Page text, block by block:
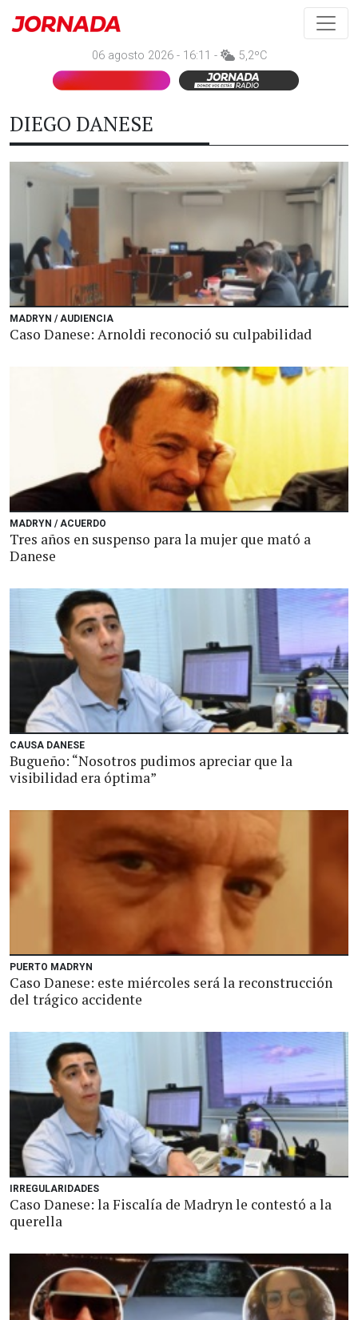
06 agosto 2026 - 16:11 - 5,2ºC
DIEGO DANESE
MADRYN / AUDIENCIA
Caso Danese: Arnoldi reconoció su culpabilidad
MADRYN / ACUERDO
Tres años en suspenso para la mujer que mató a
Danese
CAUSA DANESE
Bugueño: “Nosotros pudimos apreciar que la
visibilidad era óptima”
PUERTO MADRYN
Caso Danese: este miércoles será la reconstrucción
del trágico accidente
IRREGULARIDADES
Caso Danese: la Fiscalía de Madryn le contestó a la
querella